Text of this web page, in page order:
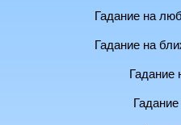
Гадание на
Гадание на
Гадание